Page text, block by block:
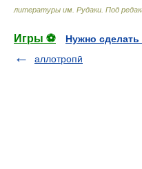
литературы им. Рудаки Под
Игры ⚽
Нужно
аллотропӣ